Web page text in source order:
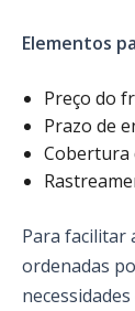
Elementos
Preço do
Prazo de
Cobertura
Para facilitar
ordenadas